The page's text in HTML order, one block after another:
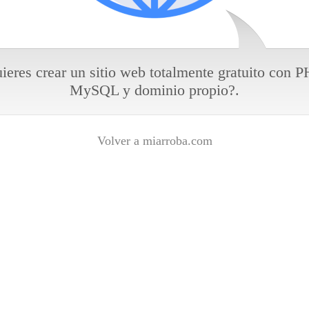
crear un sitio web totalmente gratuito con
MySQL y dominio propio?.
Volver a miarroba.com